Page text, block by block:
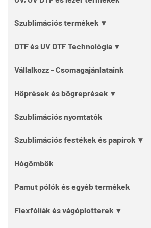
Szublimációs termékek
DTF és UV DTF Technológia
Vállalkozz - Csomagajánlataink
Hőprések és bögreprések
Szublimációs nyomtatók
Szublimációs festékek és papírok
Hógömbök
Pamut pólók és egyéb termékek
Flexfóliák és vágóplotterek